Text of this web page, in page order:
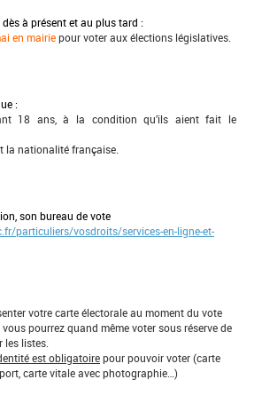
à présent et au plus tard :
en mairiepour voter aux élections législatives.
:
18 ans, à la condition qu’ils aient fait le
la nationalité française.
son bureau de vote
particuliers/vosdroits/services-en-ligne-et-
votre carte électorale au moment du vote
vous pourrez quand même voter sous réserve de
les listes.
est obligatoirepour pouvoir voter (carte
carte vitale avec photographie…)